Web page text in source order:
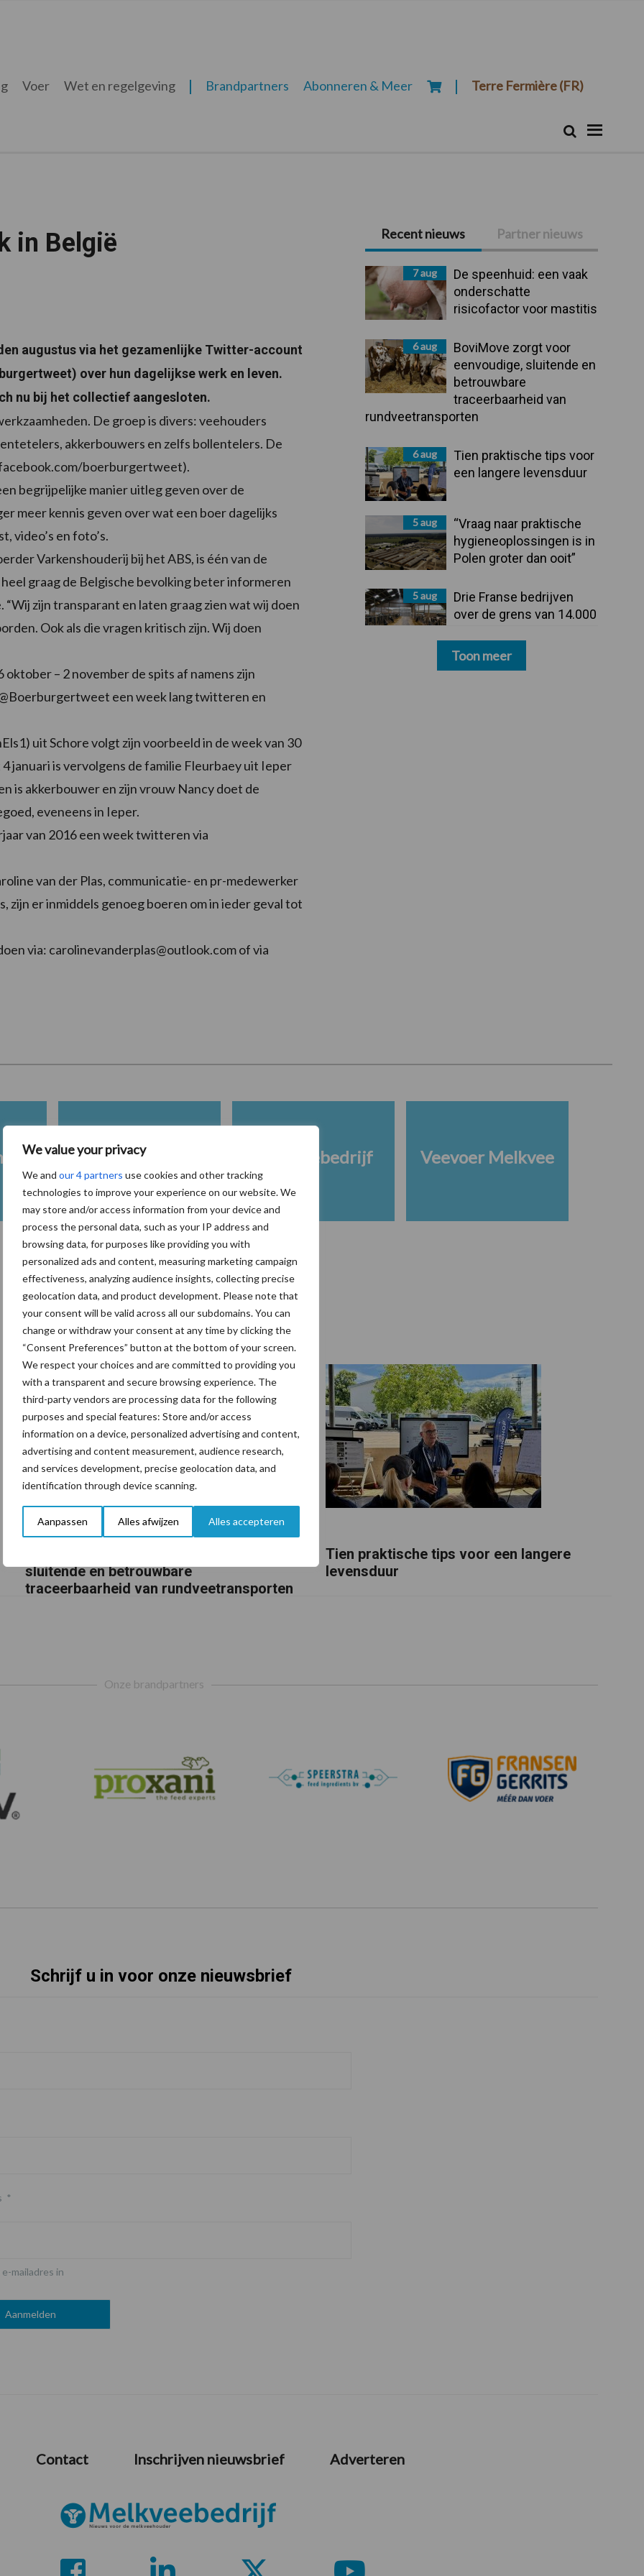
We value your privacy
We and our 4 partners use cookies and other tracking
technologies to improve your experience on our website. We
may store and/or access information from your device and
process the personal data, such as your IP address and
browsing data, for purposes like providing you with
personalized ads and content, measuring marketing campaign
effectiveness, analyzing audience insights, collecting precise
geolocation data, and product development. Please note that
your consent will be valid across all our subdomains. You can
change or withdraw your consent at any time by clicking the
“Consent Preferences” button at the bottom of your screen.
We respect your choices and are committed to providing you
with a transparent and secure browsing experience. The
third-party vendors are processing data for the following
purposes and special features: Store and/or access
information on a device, personalized advertising and content,
advertising and content measurement, audience research,
and services development, precise geolocation data, and
identification through device scanning.
Aanpassen Alles afwijzen Alles accepteren
Voer Wet en regelgeving Brandpartners Abonneren & Meer Terre Fermière (FR)
Zoek
in België
augustus via het gezamenlijke Twitter-account
over hun dagelijkse werk en leven.
nu bij het collectief aangesloten.
De groep is divers: veehouders
akkerbouwers en zelfs bollentelers. De
boerburgertweet).
begrijpelijke manier uitleg geven over de
meer kennis geven over wat een boer dagelijks
video’s en foto’s.
Varkenshouderij bij het ABS, is één van de
graag de Belgische bevolking beter informeren
zijn transparant en laten graag zien wat wij doen
Ook als die vragen kritisch zijn. Wij doen
– 2 november de spits af namens zijn
een week lang twitteren en
uit Schore volgt zijn voorbeeld in de week van 30
januari is vervolgens de familie Fleurbaey uit Ieper
is akkerbouwer en zijn vrouw Nancy doet de
eveneens in Ieper.
van 2016 een week twitteren via
van der Plas, communicatie- en pr-medewerker
zijn er inmiddels genoeg boeren om in ieder geval tot
via: carolinevanderplas@outlook.com of via
Primaire
Sidebar
Recent nieuws Partner nieuws
7 aug
De speenhuid: een vaak
onderschatte
risicofactor voor mastitis
6 aug
BoviMove zorgt voor
eenvoudige, sluitende en
betrouwbare
traceerbaarheid van
rundveetransporten
6 aug
Tien praktische tips voor
een langere levensduur
5 aug
“Vraag naar praktische
hygieneoplossingen is in
Polen groter dan ooit”
5 aug
Drie Franse bedrijven
over de grens van 14.000
Toon meer
Fokkerij melkvee Melkveebedrijf Veevoer Melkvee
Toon meer
sluitende en betrouwbare
traceerbaarheid van rundveetransporten
Tien praktische tips voor een langere
levensduur
Onze brandpartners
Schrijf u in voor onze nieuwsbrief
*
mailadres in
Contact Inschrijven nieuwsbrief Adverteren